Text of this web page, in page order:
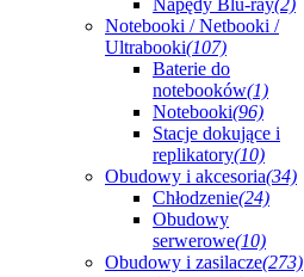
Napędy Blu-ray(2)
Notebooki / Netbooki /
Ultrabooki(107)
Baterie do
notebooków(1)
Notebooki(96)
Stacje dokujące i
replikatory(10)
Obudowy i akcesoria(34)
Chłodzenie(24)
Obudowy
serwerowe(10)
Obudowy i zasilacze(273)